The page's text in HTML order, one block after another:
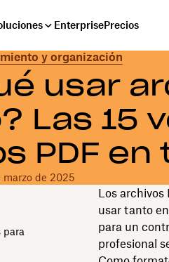
EnterprisePrecios
y organización
usar
Las 15
PDF en
marzo de 2025
para
Los archivos
usar tanto
para un
profesional